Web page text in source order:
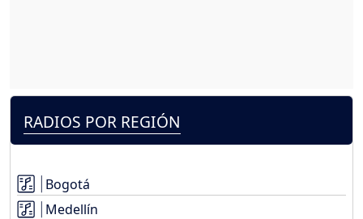
RADIOS POR REGIÓN
Bogotá
Medellín